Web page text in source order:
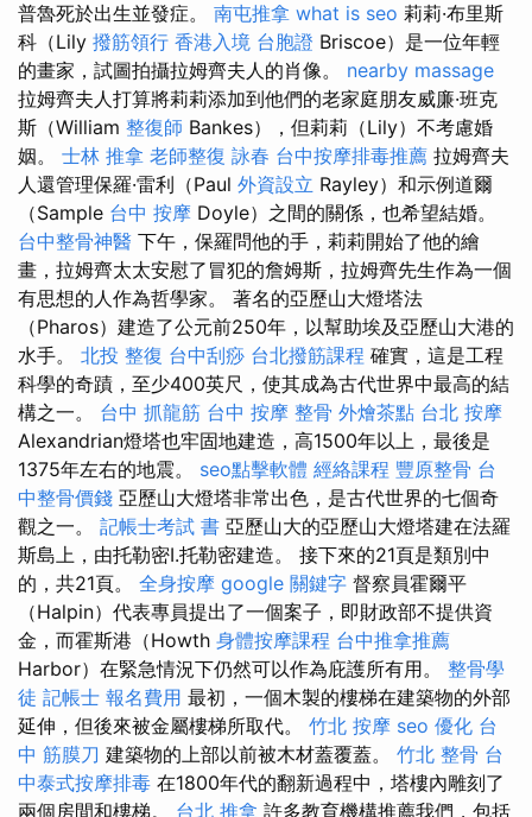
普魯死於出生並發症。 南屯推拿 what is seo 莉莉·布里斯
科（Lily 撥筋領行 香港入境 台胞證 Briscoe）是一位年輕
的畫家，試圖拍攝拉姆齊夫人的肖像。 nearby massage
拉姆齊夫人打算將莉莉添加到他們的老家庭朋友威廉·班克
斯（William 整復師 Bankes），但莉莉（Lily）不考慮婚
姻。 士林 推拿 老師整復 詠春 台中按摩排毒推薦 拉姆齊夫
人還管理保羅·雷利（Paul 外資設立 Rayley）和示例道爾
（Sample 台中 按摩 Doyle）之間的關係，也希望結婚。
台中整骨神醫 下午，保羅問他的手，莉莉開始了他的繪
畫，拉姆齊太太安慰了冒犯的詹姆斯，拉姆齊先生作為一個
有思想的人作為哲學家。 著名的亞歷山大燈塔法
（Pharos）建造了公元前250年，以幫助埃及亞歷山大港的
水手。 北投 整復 台中刮痧 台北撥筋課程 確實，這是工程
科學的奇蹟，至少400英尺，使其成為古代世界中最高的結
構之一。 台中 抓龍筋 台中 按摩 整骨 外燴茶點 台北 按摩
Alexandrian燈塔也牢固地建造，高1500年以上，最後是
1375年左右的地震。 seo點擊軟體 經絡課程 豐原整骨 台
中整骨價錢 亞歷山大燈塔非常出色，是古代世界的七個奇
觀之一。 記帳士考試 書 亞歷山大的亞歷山大燈塔建在法羅
斯島上，由托勒密I.托勒密建造。 接下來的21頁是類別中
的，共21頁。 全身按摩 google 關鍵字 督察員霍爾平
（Halpin）代表專員提出了一個案子，即財政部不提供資
金，而霍斯港（Howth 身體按摩課程 台中推拿推薦
Harbor）在緊急情況下仍然可以作為庇護所有用。 整骨學
徒 記帳士 報名費用 最初，一個木製的樓梯在建築物的外部
延伸，但後來被金屬樓梯所取代。 竹北 按摩 seo 優化 台
中 筋膜刀 建築物的上部以前被木材蓋覆蓋。 竹北 整骨 台
中泰式按摩排毒 在1800年代的翻新過程中，塔樓內雕刻了
兩個房間和樓梯。 台北 推拿 許多教育機構推薦我們，包括